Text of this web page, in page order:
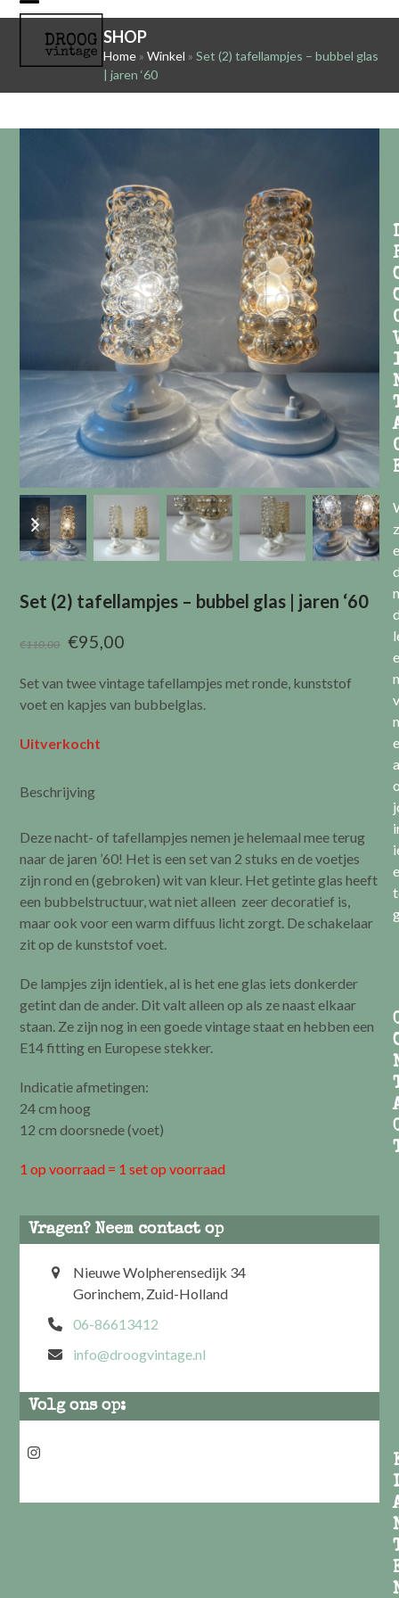
Skip
content
Open
mobile
Close
mobile
SHOP
Home» Winkel » Set (2) tafellampjes – bubbel glas
| jaren ‘60
previous
slide
next
slide
Set (2) tafellampjes – bubbel glas | jaren ‘60
€110,00 Oorspronkelijke
was:
€95,00
is:
Set van twee vintage tafellampjes met ronde, kunststof
voet en kapjes van bubbelglas.
Uitverkocht
Beschrijving
Deze nacht- of tafellampjes nemen je helemaal mee terug
naar de jaren ’60! Het is een set van 2 stuks en de voetjes
zijn rond en (gebroken) wit van kleur. Het getinte glas heeft
een bubbelstructuur, wat niet alleen zeer decoratief is,
maar ook voor een warm diffuus licht zorgt. De schakelaar
zit op de kunststof voet.
De lampjes zijn identiek, al is het ene glas iets donkerder
getint dan de ander. Dit valt alleen op als ze naast elkaar
staan. Ze zijn nog in een goede vintage staat en hebben een
E14 fitting en Europese stekker.
Indicatie afmetingen:
24 cm hoog
12 cm doorsnede (voet)
1 op voorraad = 1 set op voorraad
Vragen? Neem contact op
Nieuwe Wolpherensedijk 34
Gorinchem, Zuid-Holland
06-86613412
info@droogvintage.nl
Volg ons op:
Instagram